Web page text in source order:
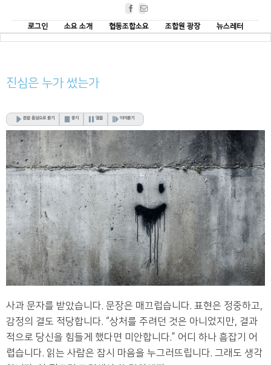
Facebook
로그인
소요 소개 협동조합소요 조합원 광장 뉴스레터
진심은 누가 썼는가
본문 음성으로 듣기 중지 멈춤 이어듣기
사과 문자를 받았습니다. 문장은 매끄럽습니다. 표현은 정중하고,
감정의 결도 적당합니다. “상처를 주려던 것은 아니었지만, 결과
적으로 당신을 힘들게 했다면 미안합니다.” 어디 하나 흠잡기 어
렵습니다. 읽는 사람은 잠시 마음을 누그러뜨립니다. 그래도 생각